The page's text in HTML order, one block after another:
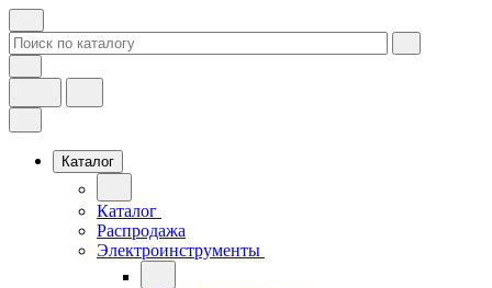
Каталог
Каталог
Распродажа
Электроинструменты